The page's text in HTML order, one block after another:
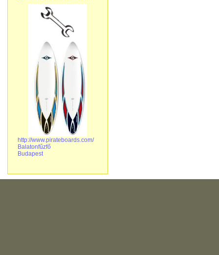
http://www.pirateboards.com/
Balatonfűzfő
Budapest